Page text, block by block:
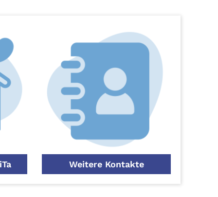
Weitere Kontakte